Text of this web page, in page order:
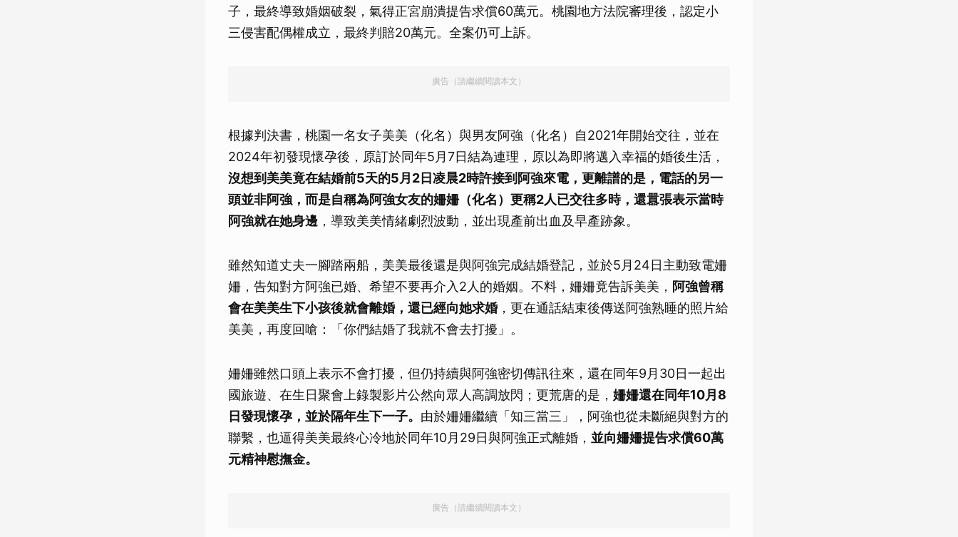
子，最終導致婚姻破裂，氣得正宮崩潰提告求償60萬元。桃園地方法院審理後，認定小
三侵害配偶權成立，最終判賠20萬元。全案仍可上訴。
廣告（請繼續閱讀本文）
根據判決書，桃園一名女子美美（化名）與男友阿強（化名）自2021年開始交往，並在
2024年初發現懷孕後，原訂於同年5月7日結為連理，原以為即將邁入幸福的婚後生活，
沒想到美美竟在結婚前5天的5月2日凌晨2時許接到阿強來電，更離譜的是，電話的另一
頭並非阿強，而是自稱為阿強女友的姍姍（化名）更稱2人已交往多時，還囂張表示當時
阿強就在她身邊 ，導致美美情緒劇烈波動，並出現產前出血及早產跡象。
雖然知道丈夫一腳踏兩船，美美最後還是與阿強完成結婚登記，並於5月24日主動致電姍
姍，告知對方阿強已婚、希望不要再介入2人的婚姻。不料，姍姍竟告訴美美， 阿強曾稱
會在美美生下小孩後就會離婚，還已經向她求婚，更在通話結束後傳送阿強熟睡的照片給
美美，再度回嗆：「你們結婚了我就不會去打擾」。
姍姍雖然口頭上表示不會打擾，但仍持續與阿強密切傳訊往來，還在同年9月30日一起出
國旅遊、在生日聚會上錄製影片公然向眾人高調放閃；更荒唐的是， 姍姍還在同年10月8
日發現懷孕，並於隔年生下一子。 由於姍姍繼續「知三當三」，阿強也從未斷絕與對方的
聯繫，也逼得美美最終心冷地於同年10月29日與阿強正式離婚， 並向姍姍提告求償60萬
元精神慰撫金。
廣告（請繼續閱讀本文）